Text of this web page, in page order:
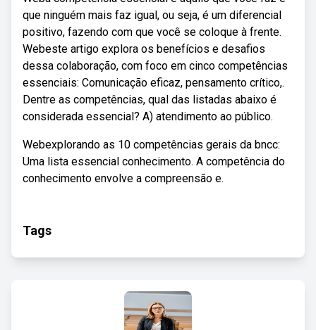
que ninguém mais faz igual, ou seja, é um diferencial
positivo, fazendo com que você se coloque à frente.
Webeste artigo explora os benefícios e desafios
dessa colaboração, com foco em cinco competências
essenciais: Comunicação eficaz, pensamento crítico,.
Dentre as competências, qual das listadas abaixo é
considerada essencial? A) atendimento ao público.
Webexplorando as 10 competências gerais da bncc:
Uma lista essencial conhecimento. A competência do
conhecimento envolve a compreensão e.
Tags